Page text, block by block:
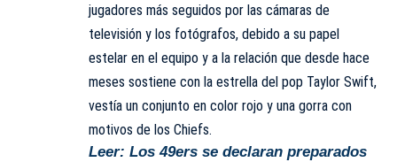
jugadores más seguidos por las cámaras de
televisión y los fotógrafos, debido a su papel
estelar en el equipo y a la relación que desde hace
meses sostiene con la estrella del pop Taylor Swift,
vestía un conjunto en color rojo y una gorra con
motivos de los Chiefs.
Leer: Los 49ers se declaran preparados